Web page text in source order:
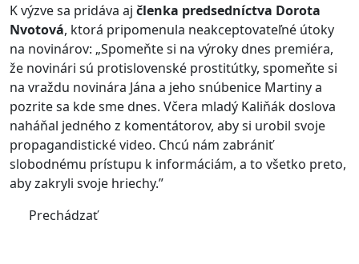
Prechádzať
K výzve sa pridáva aj členka predsedníctva Dorota
Nvotová, ktorá pripomenula neakceptovateľné útoky
na novinárov: „Spomeňte si na výroky dnes premiéra,
že novinári sú protislovenské prostitútky, spomeňte si
na vraždu novinára Jána a jeho snúbenice Martiny a
pozrite sa kde sme dnes. Včera mladý Kaliňák doslova
naháňal jedného z komentátorov, aby si urobil svoje
propagandistické video. Chcú nám zabrániť
slobodnému prístupu k informáciám, a to všetko preto,
aby zakryli svoje hriechy.”